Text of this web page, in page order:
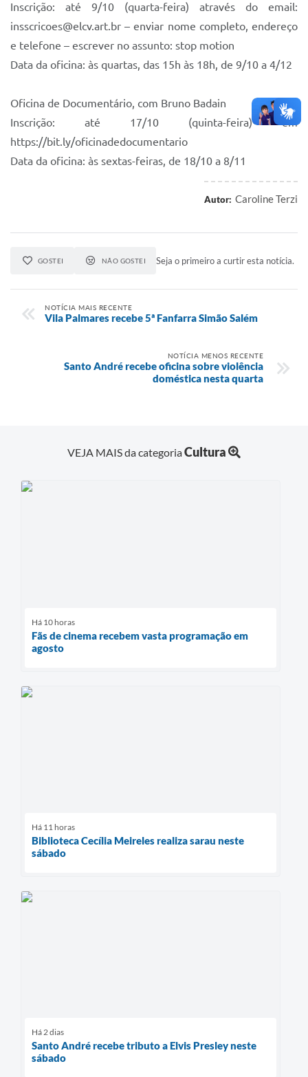
Inscrição: até 9/10 (quarta-feira) através do email:
insscricoes@elcv.art.br – enviar nome completo, endereço
e telefone – escrever no assunto: stop motion
Data da oficina: às quartas, das 15h às 18h, de 9/10 a 4/12
Oficina de Documentário, com Bruno Badain
Inscrição: até 17/10 (quinta-feira) em
https://bit.ly/oficinadedocumentario
Data da oficina: às sextas-feiras, de 18/10 a 8/11
Autor: Caroline Terzi
GOSTEI NÃO GOSTEI Seja o primeiro a curtir esta notícia.
NOTÍCIA MAIS RECENTE
Vila Palmares recebe 5ª Fanfarra Simão Salém
NOTÍCIA MENOS RECENTE
Santo André recebe oficina sobre violência
doméstica nesta quarta
VEJA MAIS da categoriaCultura
Há 10 horas
Fãs de cinema recebem vasta programação em
agosto
Há 11 horas
Biblioteca Cecília Meireles realiza sarau neste
sábado
Há 2 dias
Santo André recebe tributo a Elvis Presley neste
sábado